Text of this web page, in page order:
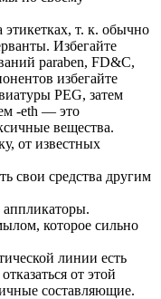
этикетках, т. к. обычно
Избегайте
paraben, FD&C,
избегайте
PEG, затем
-eth — это
вещества.
от известных
свои средства другим
аппликаторы.
которое сильно
линии есть
от этой
составляющие.